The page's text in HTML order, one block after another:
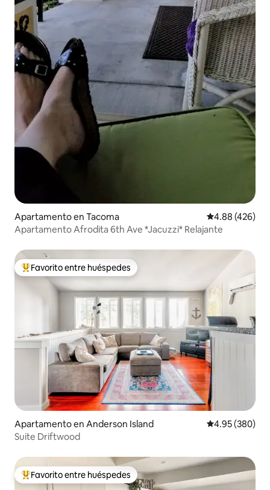
Apartamento en Tacoma Calificación
4.88 (426)
Apartamento Afrodita 6th Ave *Jacuzzi* Relajante
Favorito entre huéspedes preferido
Favorito entre huéspedes
Apartamento en Anderson Island Calificación
4.95 (380)
Suite Driftwood
Favorito entre huéspedes preferido
Favorito entre huéspedes